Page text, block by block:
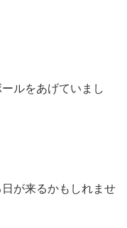
ルをあげていまし
が来るかもしれませ